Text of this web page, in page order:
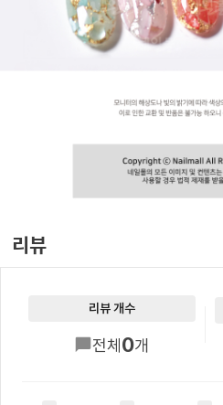
리뷰
리뷰 개수
전체0개